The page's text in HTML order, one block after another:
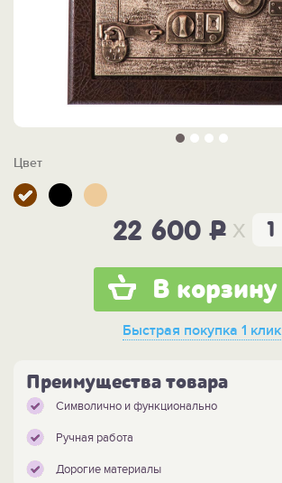
Цвет
22 600P x
В корзину
Быстрая покупка 1 клик
Преимущества товара
Символично и функционально
Ручная работа
Дорогие материалы